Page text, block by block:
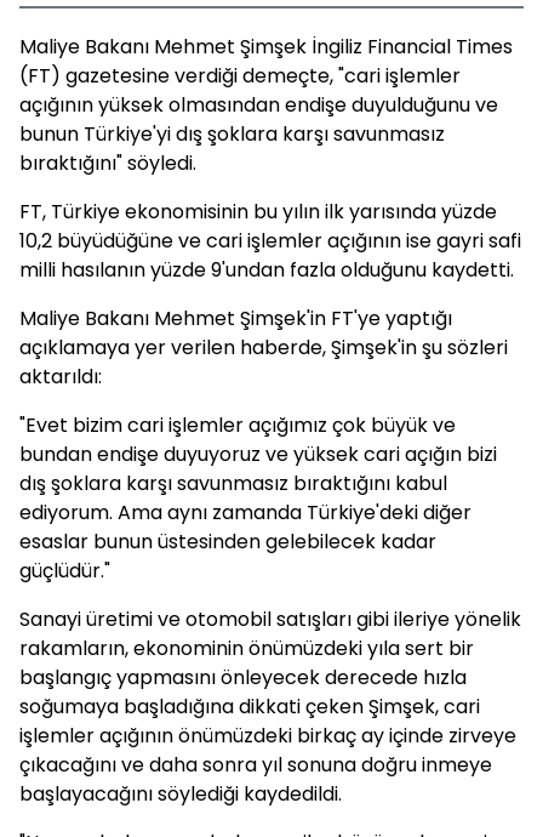
Maliye Bakanı Mehmet Şimşek İngiliz Financial Times
(FT) gazetesine verdiği demeçte, "cari işlemler
açığının yüksek olmasından endişe duyulduğunu ve
bunun Türkiye'yi dış şoklara karşı savunmasız
bıraktığını" söyledi.
FT, Türkiye ekonomisinin bu yılın ilk yarısında yüzde
10,2 büyüdüğüne ve cari işlemler açığının ise gayri safi
milli hasılanın yüzde 9'undan fazla olduğunu kaydetti.
Maliye Bakanı Mehmet Şimşek'in FT'ye yaptığı
açıklamaya yer verilen haberde, Şimşek'in şu sözleri
aktarıldı:
"Evet bizim cari işlemler açığımız çok büyük ve
bundan endişe duyuyoruz ve yüksek cari açığın bizi
dış şoklara karşı savunmasız bıraktığını kabul
ediyorum. Ama aynı zamanda Türkiye'deki diğer
esaslar bunun üstesinden gelebilecek kadar
güçlüdür."
Sanayi üretimi ve otomobil satışları gibi ileriye yönelik
rakamların, ekonominin önümüzdeki yıla sert bir
başlangıç yapmasını önleyecek derecede hızla
soğumaya başladığına dikkati çeken Şimşek, cari
işlemler açığının önümüzdeki birkaç ay içinde zirveye
çıkacağını ve daha sonra yıl sonuna doğru inmeye
başlayacağını söylediği kaydedildi.